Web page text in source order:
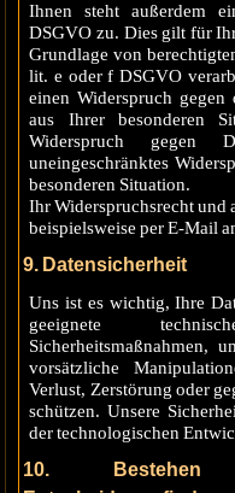
Ihnen steht außerdem
DSGVO zu. Dies gilt für
Grundlage von
lit. e oder f DSGVO
einen Widerspruch
aus Ihrer besonderen
Widerspruch gegen
uneingeschränktes
besonderen Situation.
Ihr Widerspruchsrecht und
beispielsweise per E-Mail
9. Datensicherheit
Uns ist es wichtig, Ihre
geeignete
Sicherheitsmaßnahmen,
vorsätzliche
Verlust, Zerstörung oder
schützen. Unsere
der technologischen
10. Bestehen